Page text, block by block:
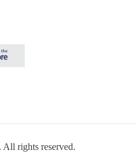
rights reserved.